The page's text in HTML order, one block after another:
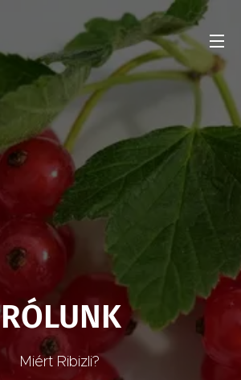
RÓLUNK
Miért Ribizli?